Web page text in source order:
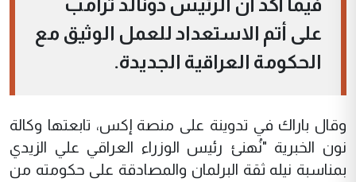
على أتم الاستعداد للعمل الوثيق مع
الحكومة العراقية الجديدة.
وقال باراك في تدوينة على منصة إكس، تابعتها وكالة
نون الخبرية "نُهنئ رئيس الوزراء العراقي علي الزيدي
بمناسبة نيله ثقة البرلمان والمصادقة على حكومته من